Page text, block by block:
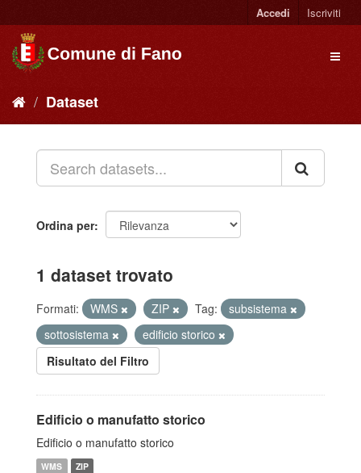
Accedi Iscriviti
Dataset
Ordina per
1 dataset trovato
Formati: WMS ZIP Tag:
subsistema
sottosistema
edificio storico
Risultato del Filtro
Edificio o manufatto storico
Edificio o manufatto storico
WMS ZIP